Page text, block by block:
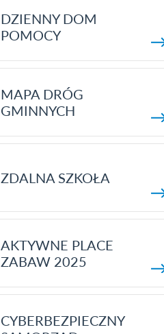
DZIENNY DOM
POMOCY
MAPA DRÓG
GMINNYCH
ZDALNA SZKOŁA
AKTYWNE PLACE
ZABAW 2025
CYBERBEZPIECZNY